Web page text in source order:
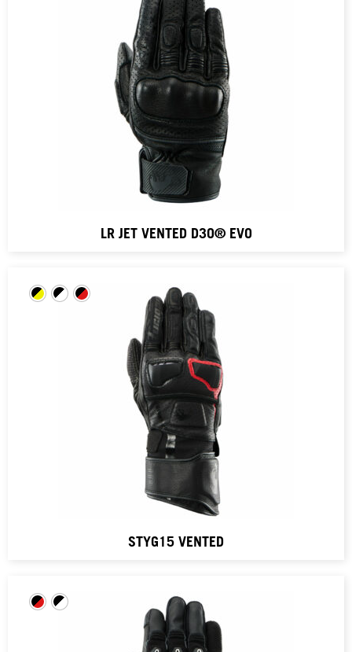
LR JET VENTED D3O® EVO
STYG15 VENTED